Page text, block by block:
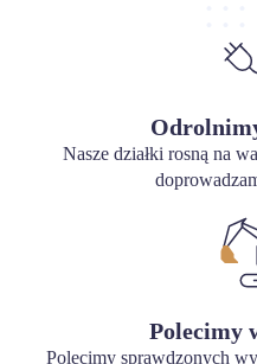
Nasze działki rosną na
Polecimy
Polecimy sprawdzonych